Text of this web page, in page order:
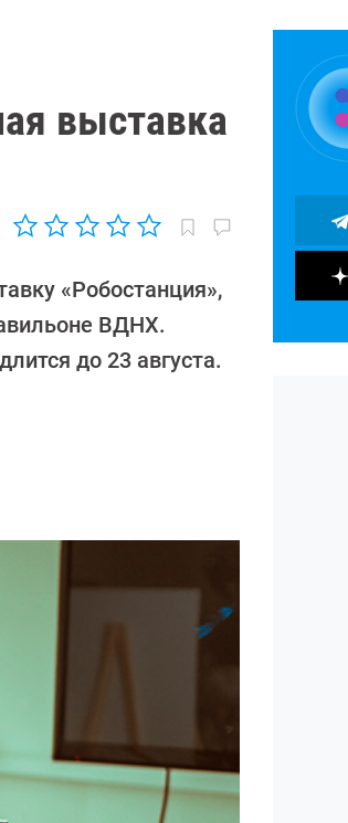
выставка
«Робостанция»,
ВДНХ.
до 23 августа.